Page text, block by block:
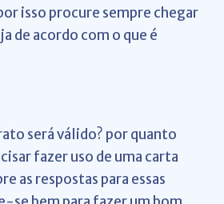
isso procure sempre chegar
de acordo com o que é
será válido? por quanto
fazer uso de uma carta
as respostas para essas